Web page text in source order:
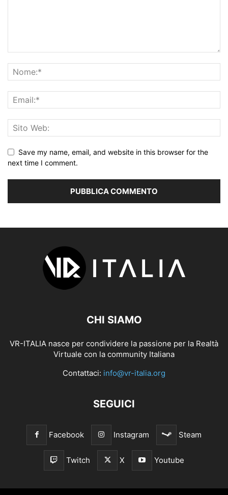
Save my name, email, and website in this browser for the
next time I comment.
CHI SIAMO
VR-ITALIA nasce per condividere la passione per la Realtà
Virtuale con la community Italiana
Contattaci: info@vr-italia.org
SEGUICI
Facebook Instagram Steam
Twitch X Youtube